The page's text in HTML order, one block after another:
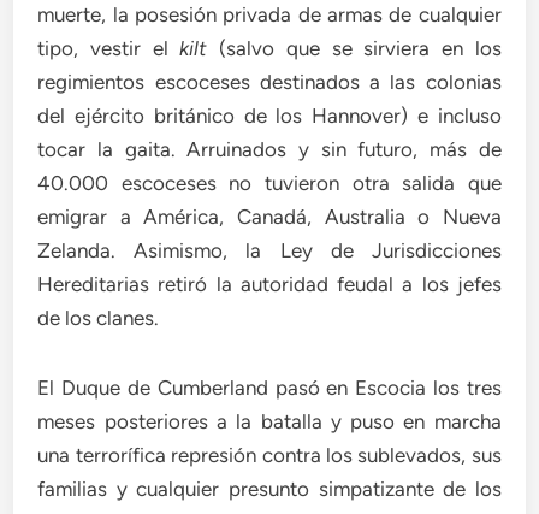
muerte, la posesión privada de armas de cualquier
tipo, vestir elkilt (salvo que se sirviera en los
regimientos escoceses destinados a las colonias
del ejército británico de los Hannover) e incluso
tocar la gaita. Arruinados y sin futuro, más de
40.000 escoceses no tuvieron otra salida que
emigrar a América, Canadá, Australia o Nueva
Zelanda. Asimismo, la Ley de Jurisdicciones
Hereditarias retiró la autoridad feudal a los jefes
de los clanes.
El Duque de Cumberland pasó en Escocia los tres
meses posteriores a la batalla y puso en marcha
una terrorífica represión contra los sublevados, sus
familias y cualquier presunto simpatizante de los